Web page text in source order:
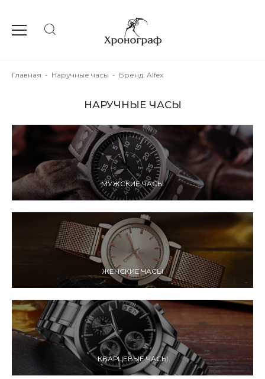
Главная - Наручные часы - Бренд: Alfex
НАРУЧНЫЕ ЧАСЫ
МУЖСКИЕ ЧАСЫ
ЖЕНСКИЕ ЧАСЫ
КВАРЦЕВЫЕ ЧАСЫ